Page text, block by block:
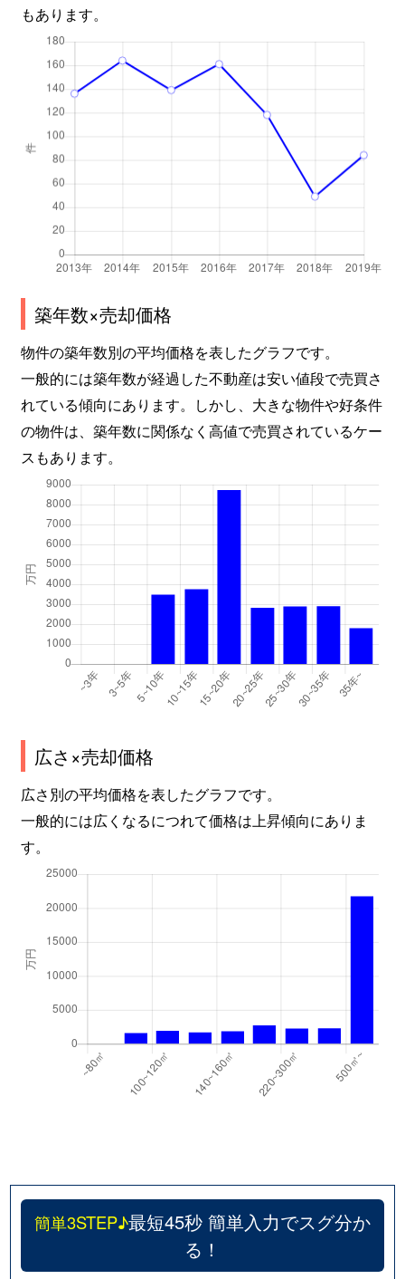
もあります。
築年数×売却価格
物件の築年数別の平均価格を表したグラフです。
一般的には築年数が経過した不動産は安い値段で売買さ
れている傾向にあります。しかし、大きな物件や好条件
の物件は、築年数に関係なく高値で売買されているケー
スもあります。
広さ×売却価格
広さ別の平均価格を表したグラフです。
一般的には広くなるにつれて価格は上昇傾向にありま
す。
簡単3STEP♪最短45秒 簡単入力でスグ分か
る！